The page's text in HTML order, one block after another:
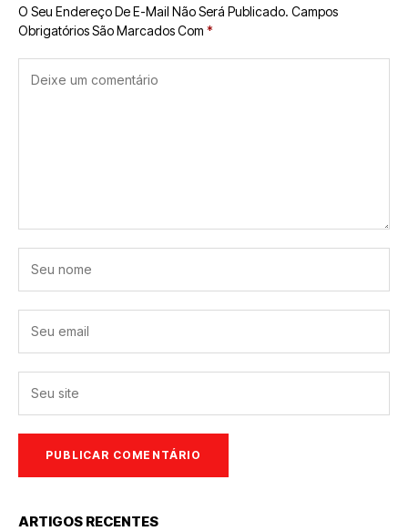
O Seu Endereço De E-Mail Não Será Publicado. Campos
Obrigatórios São Marcados Com *
ARTIGOS RECENTES